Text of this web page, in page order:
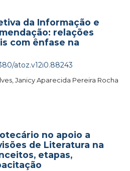
da Informação e
relações
com ênfase na
atoz.v12i0.88243
Janicy Aparecida Pereira Rocha
no apoio a
de Literatura na
etapas,